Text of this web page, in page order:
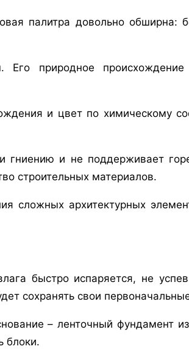
палитра довольно обширна:
природное происхождение
и цвет по химическому
гниению и не поддерживает
строительных материалов.
сложных архитектурных
быстро испаряется, не
сохранять свои
– ленточный фундамент
блоки.